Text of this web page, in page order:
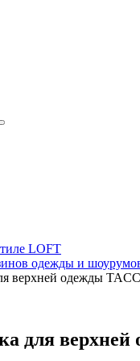
LOFT
одежды и
верхней одежды
для